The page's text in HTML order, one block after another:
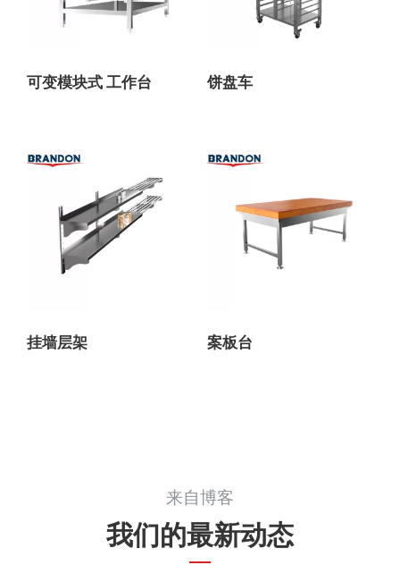
可变模块式 工作台 饼盘车
挂墙层架 案板台
来自博客
我们的最新动态